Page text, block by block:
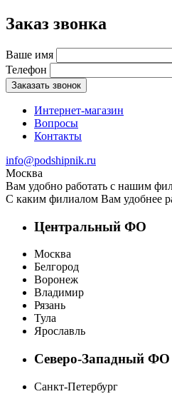
Заказ звонка
Ваше имя
Телефон
Заказать звонок
Интернет-магазин
Вопросы
Контакты
info@podshipnik.ru
Москва
Вам удобно работать с нашим
С каким филиалом Вам удобнее
Центральный ФО
Москва
Белгород
Воронеж
Владимир
Рязань
Тула
Ярославль
Северо-Западный ФО
Санкт-Петербург